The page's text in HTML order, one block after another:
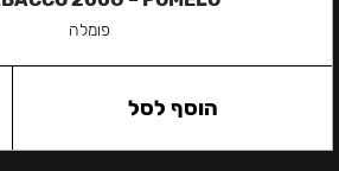
פומלה
הוסף לסל